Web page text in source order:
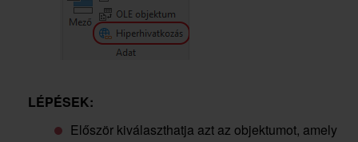
LÉPÉSEK:
Először kiválaszthatja azt az objektumot, amely